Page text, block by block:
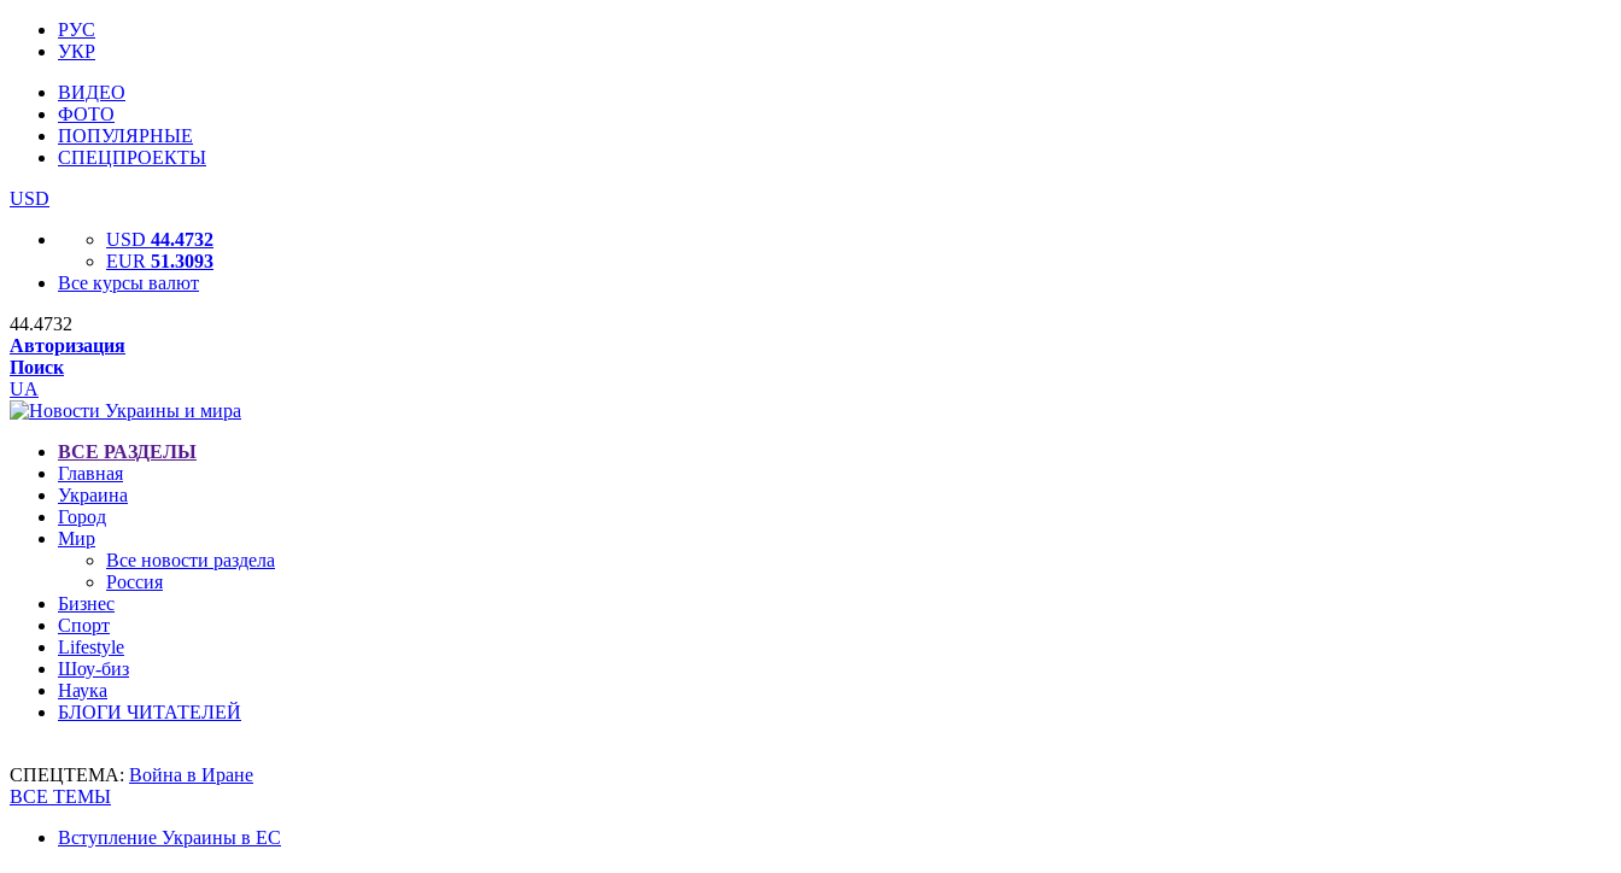
РУС
УКР
ВИДЕО
ФОТО
ПОПУЛЯРНЫЕ
СПЕЦПРОЕКТЫ
USD
USD 44.4732
EUR 51.3093
Все курсы валют
44.4732
Авторизация
Поиск
UA
ВСЕ РАЗДЕЛЫ
Главная
Украина
Город
Мир
Все новости раздела
Россия
Бизнес
Спорт
Lifestyle
Шоу-биз
Наука
БЛОГИ ЧИТАТЕЛЕЙ
СПЕЦТЕМА: Война в Иране
ВСЕ ТЕМЫ
Вступление Украины в ЕС